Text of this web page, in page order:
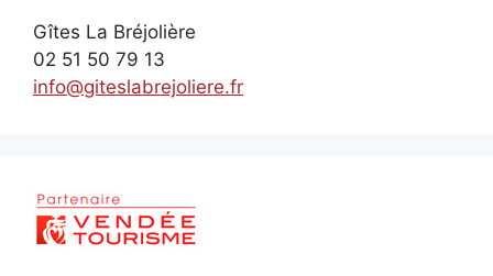
Gîtes La Bréjolière
02 51 50 79 13
info@giteslabrejoliere.fr